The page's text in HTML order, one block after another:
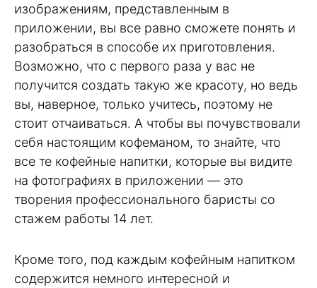
изображениям, представленным в
приложении, вы все равно сможете понять и
разобраться в способе их приготовления.
Возможно, что с первого раза у вас не
получится создать такую же красоту, но ведь
вы, наверное, только учитесь, поэтому не
стоит отчаиваться. А чтобы вы почувствовали
себя настоящим кофеманом, то знайте, что
все те кофейные напитки, которые вы видите
на фотографиях в приложении — это
творения профессионального баристы со
стажем работы 14 лет.
Кроме того, под каждым кофейным напитком
содержится немного интересной и